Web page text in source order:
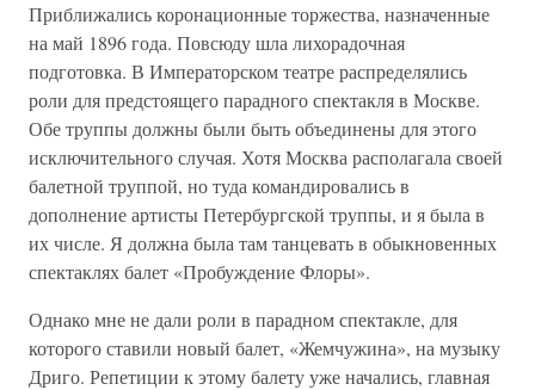
Приближались коронационные торжества, назначенные
на май 1896 года. Повсюду шла лихорадочная
подготовка. В Императорском театре распределялись
роли для предстоящего парадного спектакля в Москве.
Обе труппы должны были быть объединены для этого
исключительного случая. Хотя Москва располагала своей
балетной труппой, но туда командировались в
дополнение артисты Петербургской труппы, и я была в
их числе. Я должна была там танцевать в обыкновенных
спектаклях балет «Пробуждение Флоры».
Однако мне не дали роли в парадном спектакле, для
которого ставили новый балет, «Жемчужина», на музыку
Дриго. Репетиции к этому балету уже начались, главная